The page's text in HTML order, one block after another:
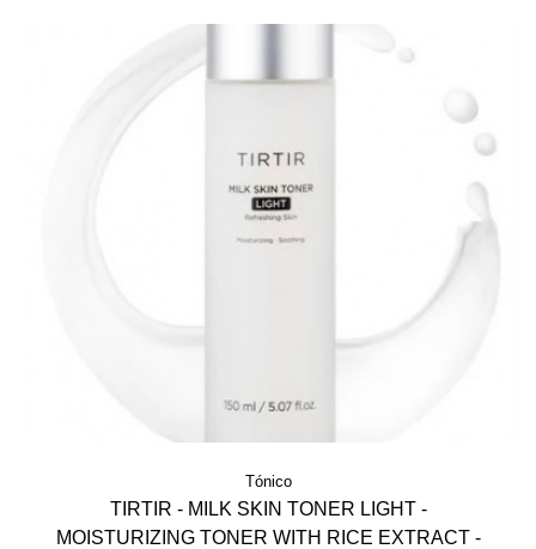
Tónico
TIRTIR - MILK SKIN TONER LIGHT -
MOISTURIZING TONER WITH RICE EXTRACT -